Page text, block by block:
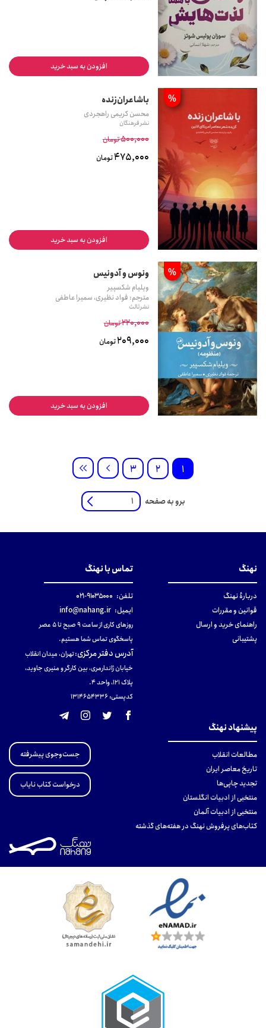
افزودن به سبد خرید
% با‌شاعران‌زنده
محسن کریمی راهجردی
نشر فرهنگان
500,000تومان
475,000تومان
افزودن به سبد خرید
% ونوس و آدونیس
ویلیام شکسپیر
مترجم: فواد نظیری، سمیرا عاطفی
نشر ثالث
220,000تومان
209,000تومان
افزودن به سبد خرید
1
2
3
برو به صفحه
نهنگ
دربارهٔ نهنگ
قوانین و مقررات
راهنمای خرید و ارسال
پشتیبانی
تماس با نهنگ
تلفن: ۹۱۰۳۵۰۰۰-۰۲۱
ایمیل: info@nahang.ir
روزهای کاری از ساعت ۹ صبح تا ۵ عصر
پاسخگوی تماس شما هستیم.
آدرس دفتر مرکزی:تهران، میدان انقلاب
خیابان ژاندارمری، بین کارگر و منیری جاوید،
پلاک 121، واحد ۴.
کدپستی: 131465433۶
پیشنهاد نهنگ
مطالعات انقلاب
تاریخ معاصر ایران
تجدید چاپی‌ها
منتخبی از ادبیات انگلستان
منتخبی از ادبیات آلمان
کتاب‌های پرفروش نهنگ در هفته‌های گذشته
جست‌وجوی پیشرفته
درخواست کتاب نایاب